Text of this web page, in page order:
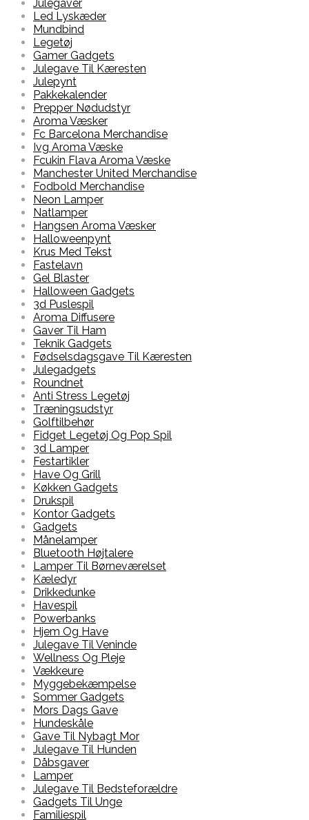
Julegaver
Led Lyskæder
Mundbind
Legetøj
Gamer Gadgets
Julegave Til Kæresten
Julepynt
Pakkekalender
Prepper Nødudstyr
Aroma Væsker
Fc Barcelona Merchandise
Ivg Aroma Væske
Fcukin Flava Aroma Væske
Manchester United Merchandise
Fodbold Merchandise
Neon Lamper
Natlamper
Hangsen Aroma Væsker
Halloweenpynt
Krus Med Tekst
Fastelavn
Gel Blaster
Halloween Gadgets
3d Puslespil
Aroma Diffusere
Gaver Til Ham
Teknik Gadgets
Fødselsdagsgave Til Kæresten
Julegadgets
Roundnet
Anti Stress Legetøj
Træningsudstyr
Golftilbehør
Fidget Legetøj Og Pop Spil
3d Lamper
Festartikler
Have Og Grill
Køkken Gadgets
Drukspil
Kontor Gadgets
Gadgets
Månelamper
Bluetooth Højtalere
Lamper Til Børneværelset
Kæledyr
Drikkedunke
Havespil
Powerbanks
Hjem Og Have
Julegave Til Veninde
Wellness Og Pleje
Vækkeure
Myggebekæmpelse
Sommer Gadgets
Mors Dags Gave
Hundeskåle
Gave Til Nybagt Mor
Julegave Til Hunden
Dåbsgaver
Lamper
Julegave Til Bedsteforældre
Gadgets Til Unge
Familiespil